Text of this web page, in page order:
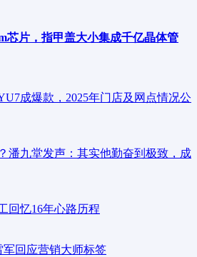
芯片，指甲盖大小集成千亿晶体管
成爆款，2025年门店及网点情况公
潘九堂发声：其实他勤奋到极致，成
回忆16年心路历程
军回应营销大师标签